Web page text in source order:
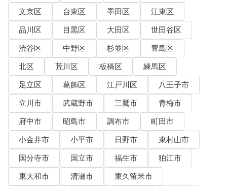
文京区
台東区 墨田区
江東区
品川区
目黒区 大田区
世田谷区
渋谷区
中野区 杉並区
豊島区
北区
荒川区 板橋区
練馬区
足立区
葛飾区 江戸川区
八王子市
立川市
武蔵野市 三鷹市
青梅市
府中市
昭島市 調布市
町田市
小金井市
小平市 日野市
東村山市
国分寺市
国立市 福生市
狛江市
東大和市
清瀬市
東久留米市